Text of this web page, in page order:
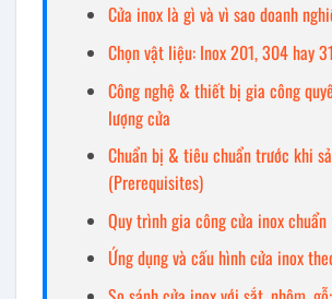
Cửa inox là gì và vì sao doanh
Chọn vật liệu: Inox 201, 304 hay
Công nghệ & thiết bị gia công
lượng cửa
Chuẩn bị & tiêu chuẩn trước khi
(Prerequisites)
Quy trình gia công cửa inox chuẩn
Ứng dụng và cấu hình cửa inox